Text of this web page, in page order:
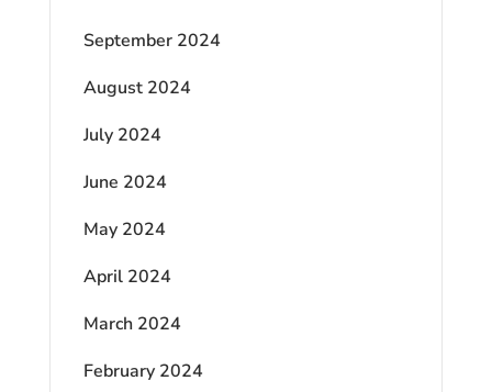
September 2024
August 2024
July 2024
June 2024
May 2024
April 2024
March 2024
February 2024